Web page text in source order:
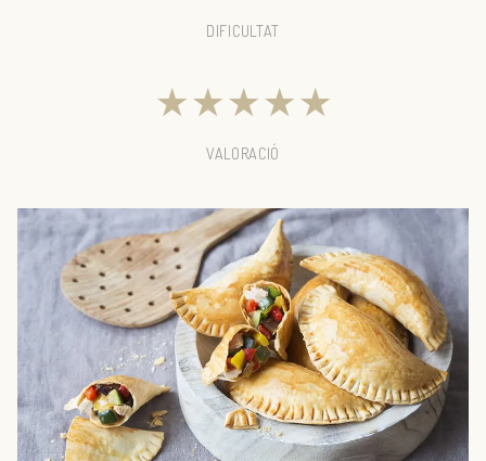
DIFICULTAT
★★★★★
VALORACIÓ